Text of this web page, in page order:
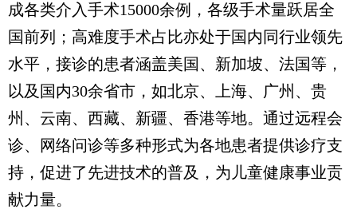
成各类介入手术15000余例，各级手术量跃居全
国前列；高难度手术占比亦处于国内同行业领先
水平，接诊的患者涵盖美国、新加坡、法国等，
以及国内30余省市，如北京、上海、广州、贵
州、云南、西藏、新疆、香港等地。通过远程会
诊、网络问诊等多种形式为各地患者提供诊疗支
持，促进了先进技术的普及，为儿童健康事业贡
献力量。